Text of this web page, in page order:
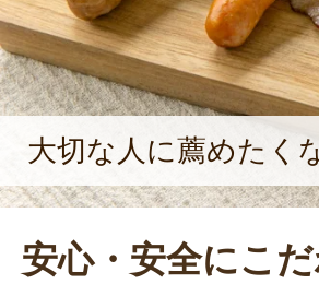
心・安全だよ』って伝
っていきたい」と片平
味しい』と言って喜ん
ことはないですね」と
大切な人に薦めたく
安心・安全にこ